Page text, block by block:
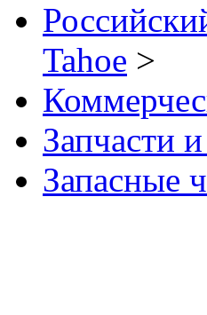
Tahoe >
Запчасти
Запасные